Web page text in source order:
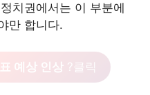
치권에서는 이 부분에
만 합니다.
예상 인상 ?클릭